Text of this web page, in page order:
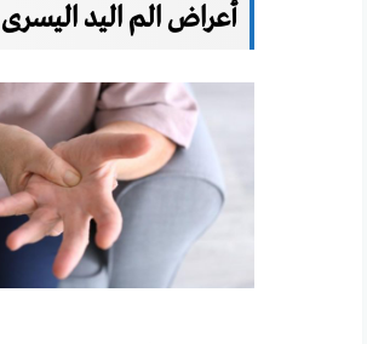
أعراض الم اليد اليسرى